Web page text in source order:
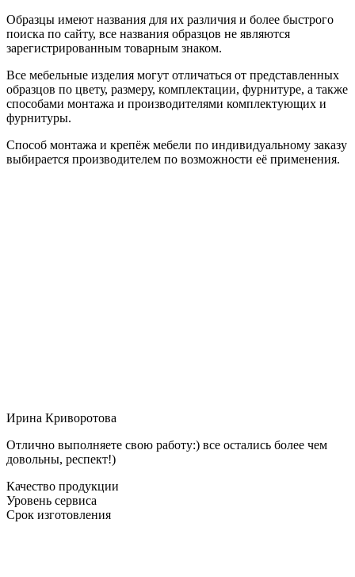
Образцы имеют названия для их различия и более быстрого
поиска по сайту, все названия образцов не являются
зарегистрированным товарным знаком.
Все мебельные изделия могут отличаться от представленных
образцов по цвету, размеру, комплектации, фурнитуре, а также
способами монтажа и производителями комплектующих и
фурнитуры.
Способ монтажа и крепёж мебели по индивидуальному заказу
выбирается производителем по возможности её применения.
Ирина Криворотова
Отлично выполняете свою работу:) все остались более чем
довольны, респект!)
Качество продукции
Уровень сервиса
Срок изготовления